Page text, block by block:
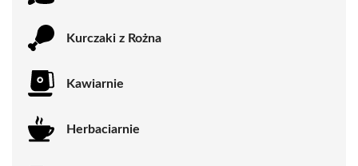
Kurczaki z Rożna
Kawiarnie
Herbaciarnie